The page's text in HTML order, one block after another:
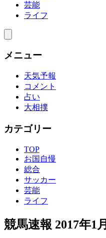
芸能
ライフ
メニュー
天気予報
コメント
占い
大相撲
カテゴリー
TOP
お国自慢
総合
サッカー
芸能
ライフ
競馬速報 2017年1